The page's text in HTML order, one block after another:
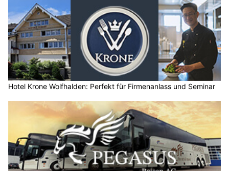
Hotel Krone Wolfhalden: Perfekt für Firmenanlass und Seminar